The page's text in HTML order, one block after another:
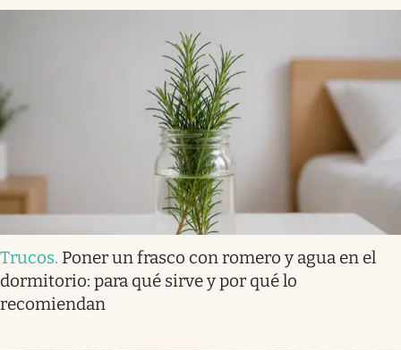
Trucos. Poner un frasco con romero y agua en el
dormitorio: para qué sirve y por qué lo
recomiendan